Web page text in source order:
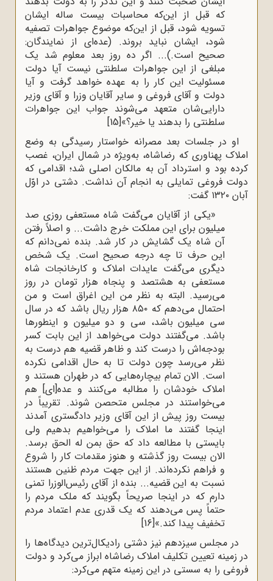
که قبل از این‌که محاسبات بیست ساله ایشان
تسویه شود، قبل از این‌که موضوع جواهرات تصفیه
شود، ایشان نباید بروند. (عده‌ای از نمایندگان:
صحیح است.)... اگر ده روز بعد معلوم شد یک
مبلغی از این جواهرات سلطنتی نیست آیا دولت
مسئولیت این کار را به عهده خواهد گرفت و آیا
دولت و آقای فروغی و سایر آقایان وزرا و آقای وزیر
دارایی‌شان متعهد می‌شوند جواب این جواهرات
سلطنتی را بدهند یا خیر؟»[15]
او در جلسات بعد مصرانه خواستار رسیدگی به وضع
املاک پهناوری که رضاشاه، به‌ویژه در شمال ایران، غصب
کرده بود و استرداد آن به مالکان اصلی شد؛ اقدامی که
دولت فروغی تمایلی به انجام آن نداشت. دشتی در اوّل
آبان ۱۳۲۰ گفت:
«یکی از آقایان می‌گفت شاه مستعفی روزی صد
میلیون برای این مملکت خرج داشت... و اصلاً رفتن
آن شاه یک گشایش در کار شد. بنده نمی‌دانم که
این حرف تا چه درجه صحیح است. یک شخص
دیگری می‌گفت عایدات املاک و کارخانجات شاه
مستعفی به هشتصد و پنجاه هزار تومان در روز
می‌رسید. البته به نظر من این اغراق است و من
احتمال می‌دهم که ۸۵۰ هزار ریال باشد که در سال
سی میلیون باشد، سی و دو میلیون و اینطورها
باشد. می‌گفتند دولت می‌خواهد از این بابت کسر
بودجه‌اش را درست کند و ظاهر قضیه هم درست به
نظر می‌رسد چون دولت تا به حال اقدامی نکرده
است. الان تمام بیچاره‌هایی که در طهران هستند و
املاک خودشان را مطالبه می‌کنند و عده[‌ای] هم
می‌خواستند در مجلس متحصن شوند. تقریباً در
بیست روز پیش از این آقای وزیر دادگستری آمدند
اینجا گفتند ما املاک را می‌خواهیم بدهیم ولی
بایستی با مطالعه داد که حق بمن له الحق برسد.
الان بیست روز گذشته و هنوز مقدمات کار را شروع
و فراهم نکرده‌اند. از این جهت مردم ظنین هستند
نسبت به این قضیه... بنده از آقای رئیس‌الوزرا تمنی
دارم که در اینجا صریحاً بگویند که ملک مردم را
حتماً پس می‌دهند که یک قدری عدم اعتماد مردم
تخفیف پیدا کند.»[16]
در مجلس سیزدهم نیز دشتی رادیکال‌ترین دیدگاه‌ها را
در زمینه تعیین تکلیف املاک رضاشاه ابراز می‌کرد و دولت
فروغی را به سستی در این زمینه متهم می‌کرد: